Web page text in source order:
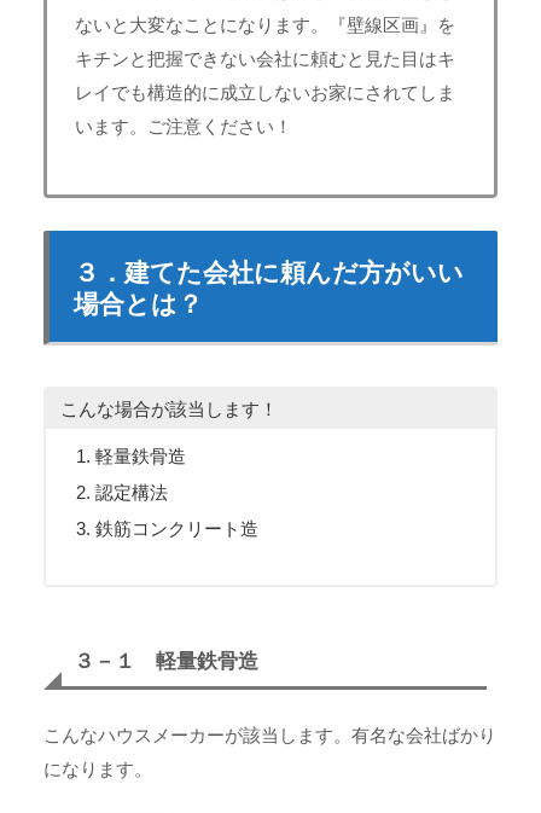
ないと大変なことになります。『壁線区画』を
キチンと把握できない会社に頼むと見た目はキ
レイでも構造的に成立しないお家にされてしま
います。ご注意ください！
３．建てた会社に頼んだ方がいい
場合とは？
こんな場合が該当します！
軽量鉄骨造
認定構法
鉄筋コンクリート造
３－１ 軽量鉄骨造
こんなハウスメーカーが該当します。有名な会社ばかり
になります。